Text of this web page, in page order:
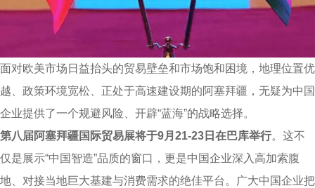
面对欧美市场日益抬头的贸易壁垒和市场饱和困境，地理位置优
越、政策环境宽松、正处于高速建设期的阿塞拜疆，无疑为中国
企业提供了一个规避风险、开辟“蓝海”的战略选择。
第八届阿塞拜疆国际贸易展将于9月21-23日在巴库举行。这不
仅是展示“中国智造”品质的窗口，更是中国企业深入高加索腹
地、对接当地巨大基建与消费需求的绝佳平台。广大中国企业把